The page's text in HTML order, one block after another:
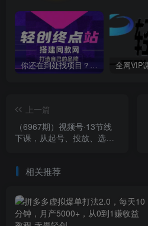
你还在到处找项目？还在当韭菜？我靠卖项目一个月收入5万+，曾经我也是个失败者。
上一篇
（6967期）视频号·13节线
下课，从起号、投放、选
相关推荐